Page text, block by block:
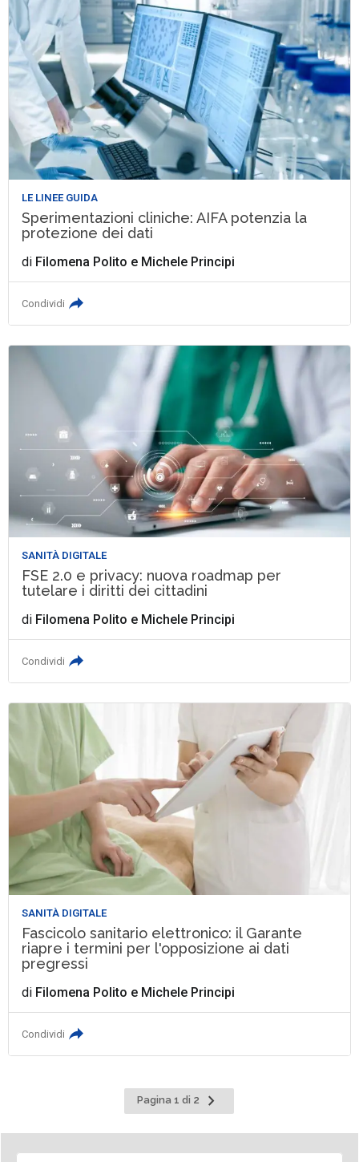
LE LINEE GUIDA
Sperimentazioni cliniche: AIFA potenzia la
protezione dei dati
di Filomena Polito e Michele Principi
Condividi
SANITÀ DIGITALE
FSE 2.0 e privacy: nuova roadmap per
tutelare i diritti dei cittadini
di Filomena Polito e Michele Principi
Condividi
SANITÀ DIGITALE
Fascicolo sanitario elettronico: il Garante
riapre i termini per l'opposizione ai dati
pregressi
di Filomena Polito e Michele Principi
Condividi
Pagina 1 di 2
Pagina
successiva